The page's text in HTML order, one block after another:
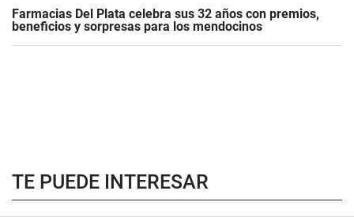
Farmacias Del Plata celebra sus 32 años con premios,
beneficios y sorpresas para los mendocinos
TE PUEDE INTERESAR